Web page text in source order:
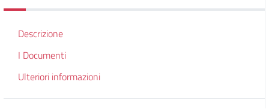
Descrizione
I Documenti
Ulteriori informazioni